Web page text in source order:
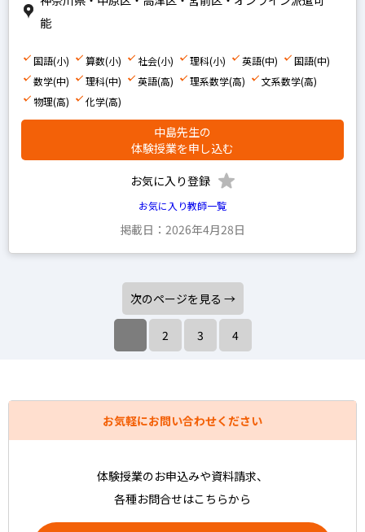
能
国語(小) 算数(小) 社会(小) 理科(小) 英語(中)
国語(中)
数学(中)
理科(中) 英語(高) 理系数学(高)
文系数学(高)
物理(高)
化学(高)
中島先生の
体験授業を申し込む
お気に入り登録
お気に入り教師一覧
掲載日：2026年4月28日
2 3 4
次のページを見る →
お気軽にお問い合わせください
体験授業のお申込みや資料請求、
各種お問合せはこちらから